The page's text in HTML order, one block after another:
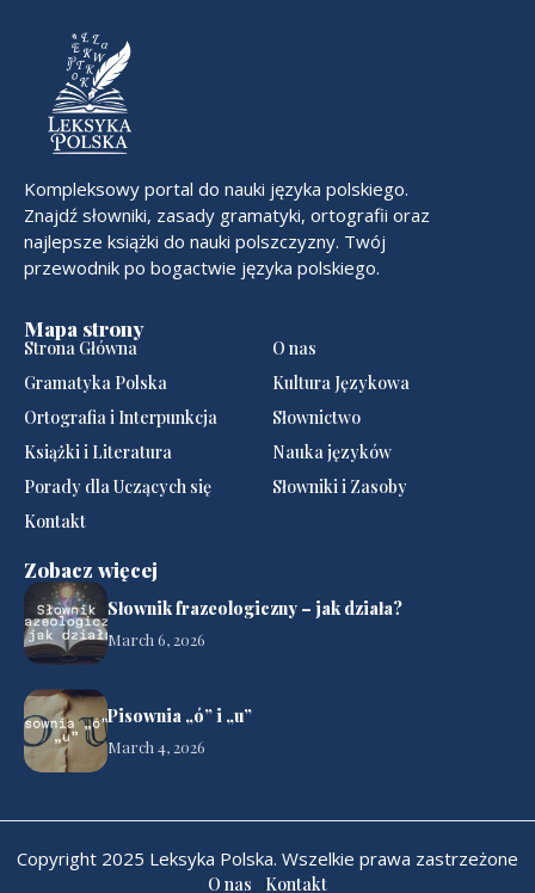
Kompleksowy portal do nauki języka polskiego.
Znajdź słowniki, zasady gramatyki, ortografii oraz
najlepsze książki do nauki polszczyzny. Twój
przewodnik po bogactwie języka polskiego.
Mapa strony
Strona Główna
O nas
Gramatyka Polska
Kultura Językowa
Ortografia i Interpunkcja
Słownictwo
Książki i Literatura
Nauka języków
Porady dla Uczących się
Słowniki i Zasoby
Kontakt
Zobacz więcej
Słownik frazeologiczny – jak działa?
March 6, 2026
Pisownia „ó” i „u”
March 4, 2026
Copyright 2025 Leksyka Polska. Wszelkie prawa zastrzeżone
O nas Kontakt